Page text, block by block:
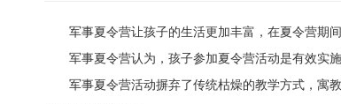
军事夏令营让孩子的生活更加丰富，在夏令营期间
军事夏令营认为，孩子参加夏令营活动是有效实施
军事夏令营活动摒弃了传统枯燥的教学方式，寓教